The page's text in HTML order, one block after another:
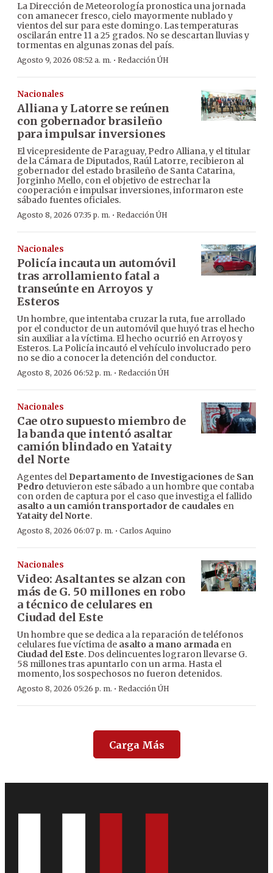
La Dirección de Meteorología pronostica una jornada
con amanecer fresco, cielo mayormente nublado y
vientos del sur para este domingo. Las temperaturas
oscilarán entre 11 a 25 grados. No se descartan lluvias y
tormentas en algunas zonas del país.
Agosto 9, 2026 08:52 a. m. · Redacción ÚH
Nacionales
Alliana y Latorre se reúnen
con gobernador brasileño
para impulsar inversiones
El vicepresidente de Paraguay, Pedro Alliana, y el titular
de la Cámara de Diputados, Raúl Latorre, recibieron al
gobernador del estado brasileño de Santa Catarina,
Jorginho Mello, con el objetivo de estrechar la
cooperación e impulsar inversiones, informaron este
sábado fuentes oficiales.
Agosto 8, 2026 07:35 p. m. · Redacción ÚH
Nacionales
Policía incauta un automóvil
tras arrollamiento fatal a
transeúnte en Arroyos y
Esteros
Un hombre, que intentaba cruzar la ruta, fue arrollado
por el conductor de un automóvil que huyó tras el hecho
sin auxiliar a la víctima. El hecho ocurrió en Arroyos y
Esteros. La Policía incautó el vehículo involucrado pero
no se dio a conocer la detención del conductor.
Agosto 8, 2026 06:52 p. m. · Redacción ÚH
Nacionales
Cae otro supuesto miembro de
la banda que intentó asaltar
camión blindado en Yataity
del Norte
Agentes del Departamento de Investigaciones de San
Pedro detuvieron este sábado a un hombre que contaba
con orden de captura por el caso que investiga el fallido
asalto a un camión transportador de caudales en
Yataity del Norte.
Agosto 8, 2026 06:07 p. m. · Carlos Aquino
Nacionales
Video: Asaltantes se alzan con
más de G. 50 millones en robo
a técnico de celulares en
Ciudad del Este
Un hombre que se dedica a la reparación de teléfonos
celulares fue víctima de asalto a mano armada en
Ciudad del Este. Dos delincuentes lograron llevarse G.
58 millones tras apuntarlo con un arma. Hasta el
momento, los sospechosos no fueron detenidos.
Agosto 8, 2026 05:26 p. m. · Redacción ÚH
Carga Más